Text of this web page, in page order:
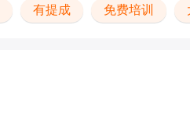
有提成 免费培训